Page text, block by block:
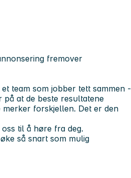
fremover
team som jobber tett sammen -
på at de beste resultatene
merker forskjellen. Det er den
til å høre fra deg.
så snart som mulig